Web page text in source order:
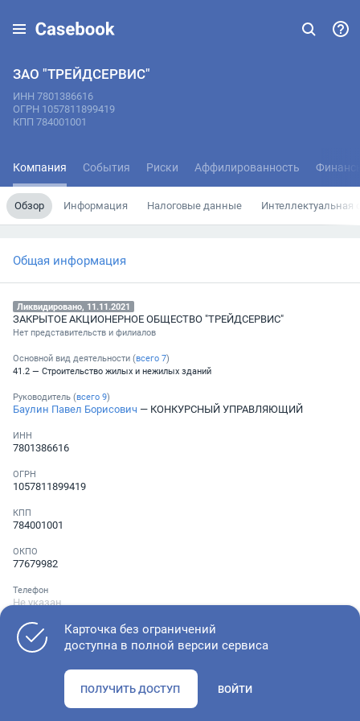
ЗАО "ТРЕЙДСЕРВИС"
ИНН 7801386616
ОГРН 1057811899419
КПП 784001001
Компания События Риски Аффилированность
Обзор Информация Налоговые данные Интеллектуальная
Общая информация
Ликвидировано, 11.11.2021
ЗАКРЫТОЕ АКЦИОНЕРНОЕ ОБЩЕСТВО "ТРЕЙДСЕРВИС"
Нет представительств и филиалов
Основной вид деятельности (всего 7)
41.2 — Строительство жилых и нежилых зданий
Руководитель (всего 9)
Баулин Павел Борисович — КОНКУРСНЫЙ УПРАВЛЯЮЩИЙ
ИНН
7801386616
ОГРН
1057811899419
КПП
784001001
ОКПО
77679982
Телефон
Не указан
Проверьте учредительные документы, адрес регистрации и
Карточка без ограничений
доступна в полной версии сервиса
ПОЛУЧИТЬ ДОСТУП ВОЙТИ